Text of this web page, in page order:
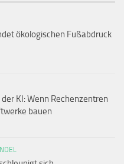
ökologischen Fußabdruck
KI: Wenn Rechenzentren
bauen